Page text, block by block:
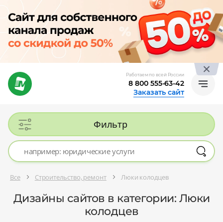
Работаем по всей России
8 800 555-63-42
Заказать сайт
Фильтр
Все Строительство, ремонт Люки колодцев
Дизайны сайтов в категории: Люки
колодцев